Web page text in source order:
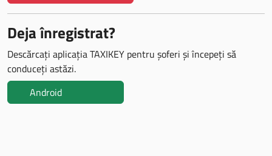
Deja înregistrat?
Descărcați aplicația TAXIKEY pentru șoferi și începeți să
conduceți astăzi.
Android